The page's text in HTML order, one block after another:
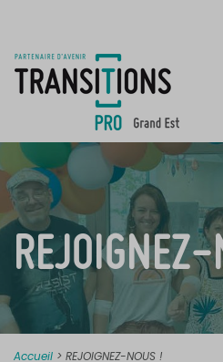
Accueil > REJOIGNEZ-NOUS !